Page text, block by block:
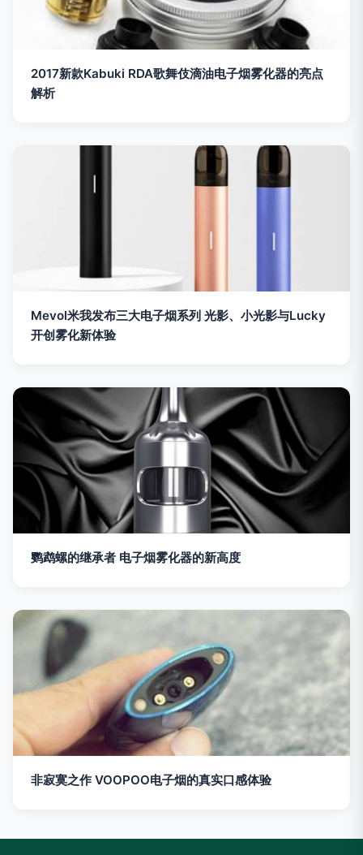
2017新款Kabuki RDA歌舞伎滴油电子烟雾化器的亮点
解析
Mevol米我发布三大电子烟系列 光影、小光影与Lucky
开创雾化新体验
鹦鹉螺的继承者 电子烟雾化器的新高度
非寂寞之作 VOOPOO电子烟的真实口感体验